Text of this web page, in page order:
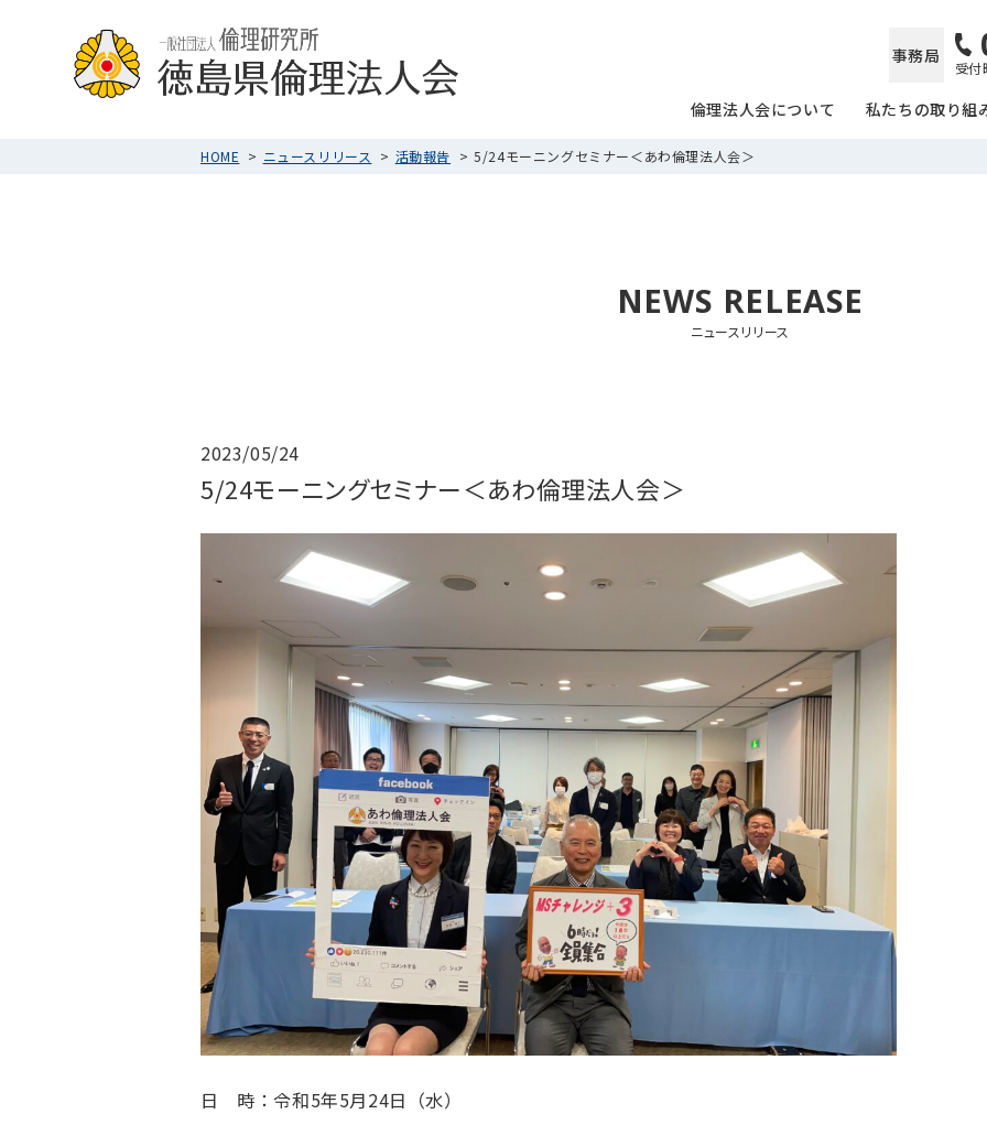
事務局
受付
倫理法人会について 私たちの取り組
HOME ニュースリリース 活動報告 5/24モーニングセミナー＜あわ倫理法人会＞
NEWS RELEASE
ニュースリリース
2023/05/24
5/24モーニングセミナー＜あわ倫理法人会＞
日 時：令和5年5月24日（水）